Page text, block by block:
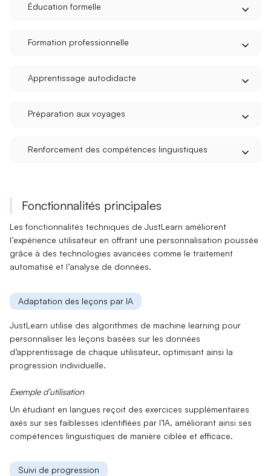
Éducation formelle
Formation professionnelle
Apprentissage autodidacte
Préparation aux voyages
Renforcement des compétences linguistiques
Fonctionnalités principales
Les fonctionnalités techniques de JustLearn améliorent
l’expérience utilisateur en offrant une personnalisation poussée
grâce à des technologies avancées comme letraitement
automatisé et l’analyse de données.
Adaptation des leçons par IA
JustLearn utilise des algorithmes de machine learning pour
personnaliser les leçons basées sur les données
d’apprentissage de chaque utilisateur, optimisant ainsi la
progression individuelle.
Exemple d’utilisation
Un étudiant en langues reçoit des exercices supplémentaires
axés sur ses faiblesses identifiées par l’IA, améliorant ainsi ses
compétences linguistiques de manière ciblée et efficace.
Suivi de progression